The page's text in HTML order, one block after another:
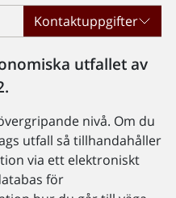
Kontaktuppgifter
utfallet av
nivå. Om du
utfall så tillhandahåller
via ett elektroniskt
för